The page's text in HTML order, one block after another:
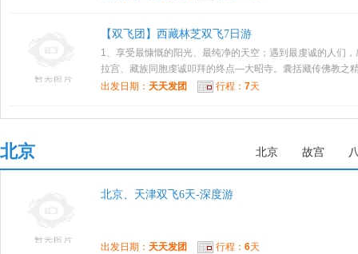
【双飞团】西藏林芝双飞7日游
1、享受最慷慨的阳光、最纯净的天空；遇到最虔诚的人们
拉宫、藏族同胞虔诚叩拜的终点—大昭寺。囊括藏传佛教之
出发日期： 天天发团 行程： 7天
北京 北京 故宫
北京、天津双飞6天-深度游
出发日期： 天天发团 行程： 6天